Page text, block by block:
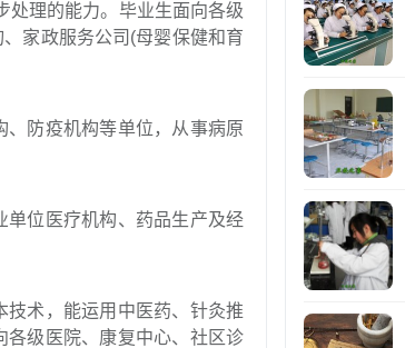
处理的能力。毕业生面向各级
家政服务公司(母婴保健和育
防疫机构等单位，从事病原
位医疗机构、药品生产及经
术，能运用中医药、针灸推
各级医院、康复中心、社区诊